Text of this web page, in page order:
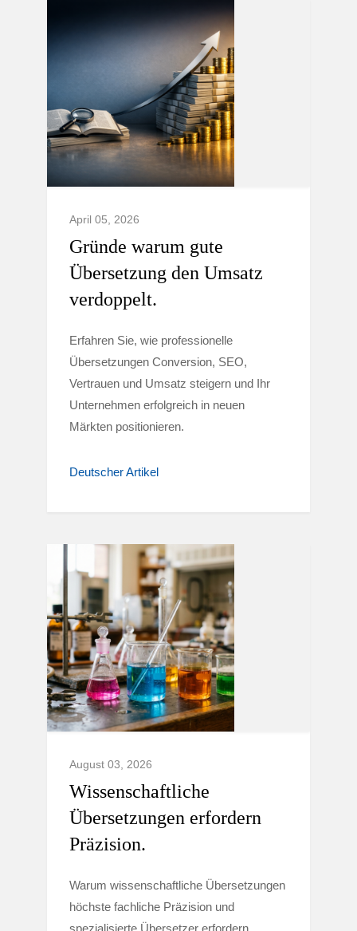
April 05, 2026
Gründe warum gute
Übersetzung den Umsatz
verdoppelt.
Erfahren Sie, wie professionelle
Übersetzungen Conversion, SEO,
Vertrauen und Umsatz steigern und Ihr
Unternehmen erfolgreich in neuen
Märkten positionieren.
Deutscher Artikel
August 03, 2026
Wissenschaftliche
Übersetzungen erfordern
Präzision.
Warum wissenschaftliche Übersetzungen
höchste fachliche Präzision und
spezialisierte Übersetzer erfordern.